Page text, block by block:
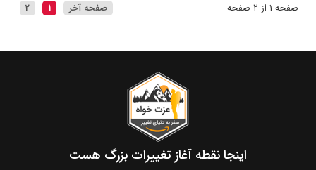
صفحه 1 از 2 صفحه صفحه آخر 1
2
اینجا نقطه آغاز تغییرات بزرگ هست